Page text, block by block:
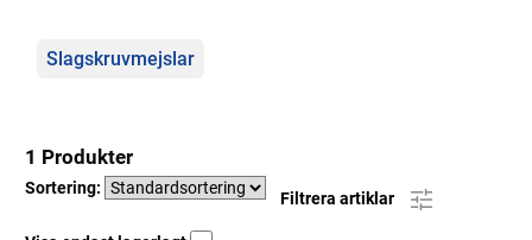
Kategorier
Slagskruvmejslar
1 Produkter
Sortering:
Filtrera artiklar